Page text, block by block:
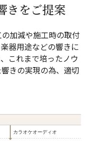
きをご提案
加減や施工時の取付
器用途などの響きに
これまで培ったノウ
きの実現の為、適切